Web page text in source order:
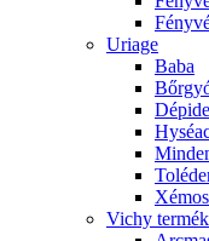
Uriage
Baba
Vichy